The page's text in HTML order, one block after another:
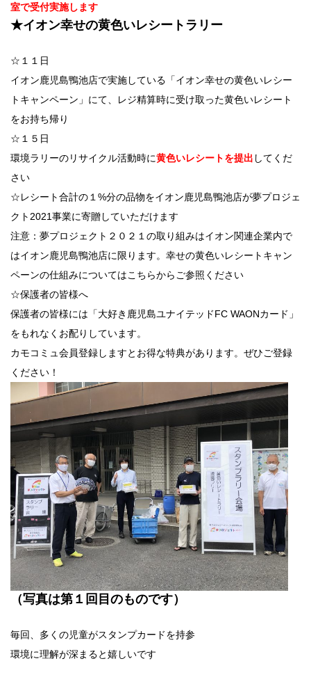
室で受付実施します
★イオン幸せの黄色いレシートラリー
☆１１日
イオン鹿児島鴨池店で実施している「イオン幸せの黄色いレシー
トキャンペーン」にて、レジ精算時に受け取った黄色いレシート
をお持ち帰り
☆１５日
環境ラリーのリサイクル活動時に黄色いレシートを提出 してくだ
さい
☆レシート合計の１%分の品物をイオン鹿児島鴨池店が夢プロジェ
クト2021事業に寄贈していただけます
注意：夢プロジェクト２０２１の取り組みはイオン関連企業内で
はイオン鹿児島鴨池店に限ります。幸せの黄色いレシートキャン
ペーンの仕組みについてはこちらからご参照ください
☆保護者の皆様へ
保護者の皆様には「大好き鹿児島ユナイテッドFC WAONカード」
をもれなくお配りしています。
カモコミュ会員登録しますとお得な特典があります。ぜひご登録
ください！
（写真は第１回目のものです）
毎回、多くの児童がスタンプカードを持参
環境に理解が深まると嬉しいです